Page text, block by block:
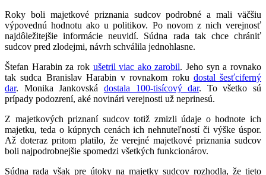
Roky boli majetkové priznania sudcov podrobné a mali väčšiu
výpovednú hodnotu ako u politikov. Po novom z nich verejnosť
najdôležitejšie informácie neuvidí. Súdna rada tak chce chrániť
sudcov pred zlodejmi, návrh schválila jednohlasne.
Štefan Harabin za rok ušetril viac ako zarobil. Jeho syn a rovnako
tak sudca Branislav Harabin v rovnakom roku dostal šesťciferný
dar. Monika Jankovská dostala 100-tisícový dar. To všetko sú
prípady podozrení, aké novinári verejnosti už neprinesú.
Z majetkových priznaní sudcov totiž zmizli údaje o hodnote ich
majetku, teda o kúpnych cenách ich nehnuteľností či výške úspor.
Až doteraz pritom platilo, že verejné majetkové priznania sudcov
boli najpodrobnejšie spomedzi všetkých funkcionárov.
Súdna rada však pre útoky na majetky sudcov rozhodla, že tieto